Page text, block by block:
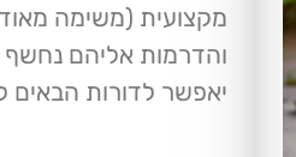
מקצועית (משימה
והדרמות אליהם
יאפשר לדורות הבאים